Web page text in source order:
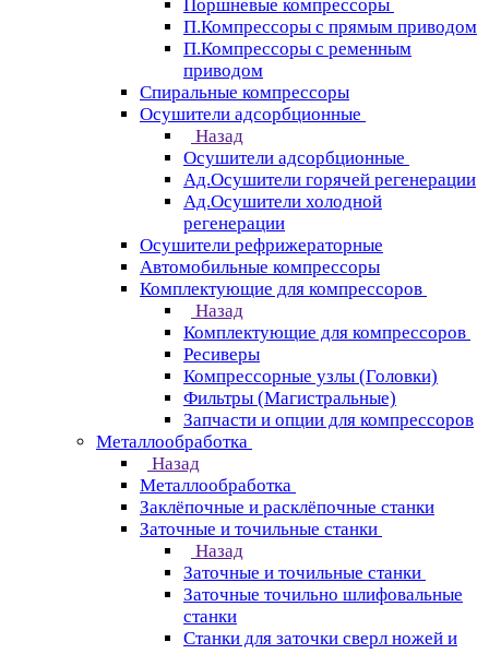
Поршневые компрессоры
П.Компрессоры с прямым приводом
П.Компрессоры с ременным
приводом
Спиральные компрессоры
Осушители адсорбционные
Назад
Осушители адсорбционные
Ад.Осушители горячей регенерации
Ад.Осушители холодной
регенерации
Осушители рефрижераторные
Автомобильные компрессоры
Комплектующие для компрессоров
Назад
Комплектующие для компрессоров
Ресиверы
Компрессорные узлы (Головки)
Фильтры (Магистральные)
Запчасти и опции для компрессоров
Металлообработка
Назад
Металлообработка
Заклёпочные и расклёпочные станки
Заточные и точильные станки
Назад
Заточные и точильные станки
Заточные точильно шлифовальные
станки
Станки для заточки сверл ножей и